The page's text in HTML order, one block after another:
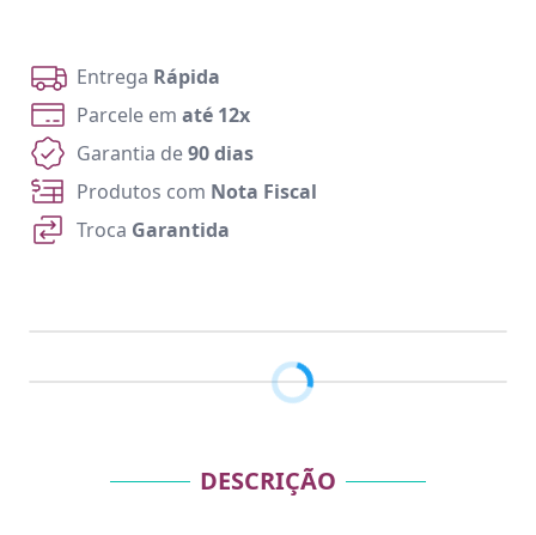
Entrega Rápida
Parcele em até 12x
Garantia de90 dias
Produtos com Nota Fiscal
Troca Garantida
DESCRIÇÃO